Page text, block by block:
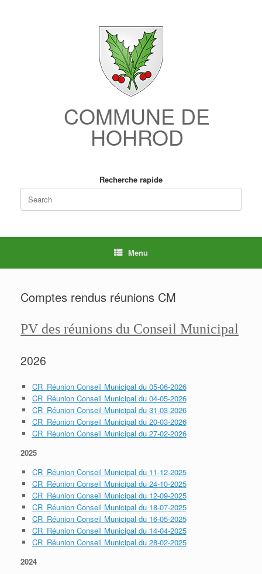
COMMUNE DE
HOHROD
Recherche rapide
Search
for:
Menu
Comptes rendus réunions CM
PV des réunions du Conseil Municipal
2026
CR_Réunion Conseil Municipal du 05-06-2026
CR_Réunion Conseil Municipal du 04-05-2026
CR_Réunion Conseil Municipal du 31-03-2026
CR_Réunion Conseil Municipal du 20-03-2026
CR_Réunion Conseil Municipal du 27-02-2026
2025
CR_Réunion Conseil Municipal du 11-12-2025
CR_Réunion Conseil Municipal du 24-10-2025
CR_Réunion Conseil Municipal du 12-09-2025
CR_Réunion Conseil Municipal du 18-07-2025
CR_Réunion Conseil Municipal du 16-05-2025
CR_Réunion Conseil Municipal du 14-04-2025
CR_Réunion Conseil Municipal du 28-02-2025
2024